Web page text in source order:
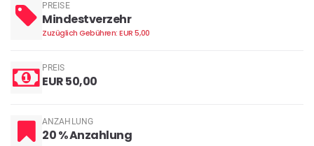
PREISE
Mindestverzehr
Zuzüglich Gebühren: EUR 5,00
PREIS
EUR 50,00
ANZAHLUNG
20 % Anzahlung